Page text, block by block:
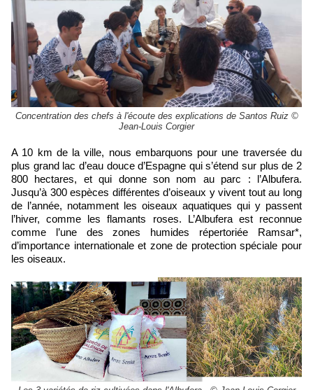
Concentration des chefs à l'écoute des explications de Santos Ruiz ©
Jean-Louis Corgier
A 10 km de la ville, nous embarquons pour une traversée du
plus grand lac d’eau douce d’Espagne qui s’étend sur plus de 2
800 hectares, et qui donne son nom au parc : l’Albufera.
Jusqu’à 300 espèces différentes d’oiseaux y vivent tout au long
de l’année, notamment les oiseaux aquatiques qui y passent
l’hiver, comme les flamants roses. L’Albufera est reconnue
comme l’une des zones humides répertoriée Ramsar*,
d’importance internationale et zone de protection spéciale pour
les oiseaux.